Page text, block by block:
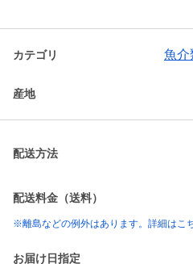
カテゴリ 魚介
産地
配送方法
配送料金（送料）
※離島などの例外はあります。詳細はこ
お届け日指定